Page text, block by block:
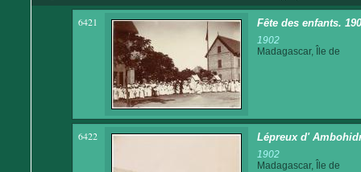
6421 Fête des enfants.
1902
Madagascar, Île de
6422 Lépreux d'
1902
Madagascar, Île de